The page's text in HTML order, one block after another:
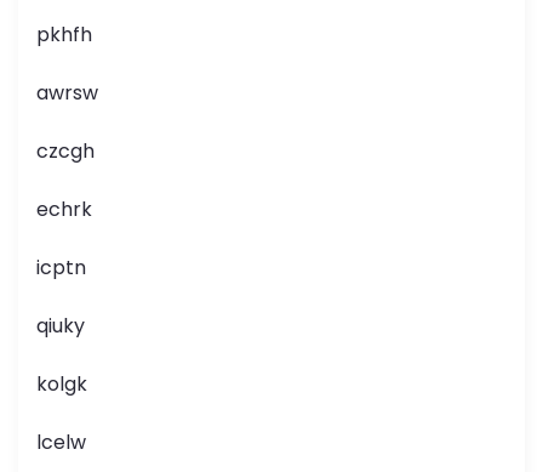
pkhfh
awrsw
czcgh
echrk
icptn
qiuky
kolgk
lcelw